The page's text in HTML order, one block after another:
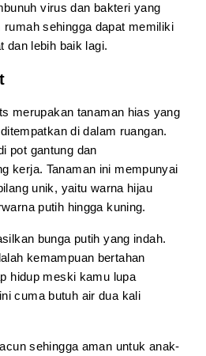
virus dan bakteri yang
rumah sehingga dapat memiliki
dan lebih baik lagi.
merupakan tanaman hias yang
di dalam ruangan.
pot gantung dan
kerja. Tanaman ini mempunyai
unik, yaitu warna hijau
putih hingga kuning.
bunga putih yang indah.
kemampuan bertahan
hidup meski kamu lupa
cuma butuh air dua kali
sehingga aman untuk anak-